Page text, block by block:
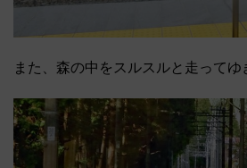
また、森の中をスルスルと走ってゆ